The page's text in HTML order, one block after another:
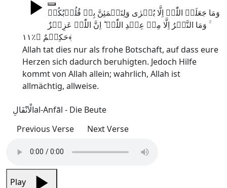
وَمَا جَعَلَہُ اللّٰہُ اِلَّا بُشۡرٰی وَلِتَطۡمَئِنَّ بِہٖ قُلُوۡبُکُمۡ
ۚ وَمَا النَّصۡرُ اِلَّا مِنۡ عِنۡدِ اللّٰہِ ؕ اِنَّ اللّٰہَ عَزِیۡزٌ
حَکِیۡمٌ ﴿٪۱۱﴾
Allah tat dies nur als frohe Botschaft, auf dass eure
Herzen sich dadurch beruhigten. Jedoch Hilfe
kommt von Allah allein; wahrlich, Allah ist
allmächtig, allweise.
الْاَنْفَالِal-Anfāl - Die Beute
Previous Verse
Next Verse
Play